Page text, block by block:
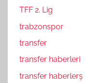
TFF 2. Lig
trabzonspor
transfer
transfer haberleri
transfer haberlerş